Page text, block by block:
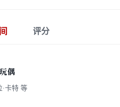
评分
偶
卡特 等